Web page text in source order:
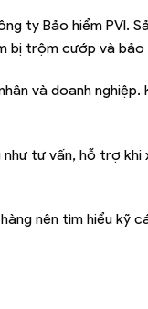
ty Bảo hiểm PVI.
bị trộm cướp và
và doanh nghiệp.
tư vấn, hỗ trợ
nên tìm hiểu kỹ